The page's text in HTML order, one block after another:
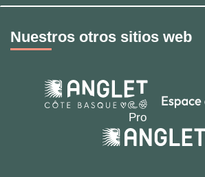
Nuestros otros sitios web